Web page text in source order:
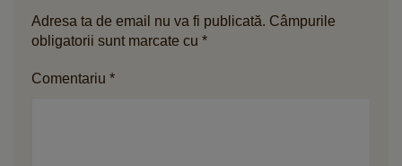
Adresa ta de email nu va fi publicată. Câmpurile
obligatorii sunt marcate cu *
Comentariu *